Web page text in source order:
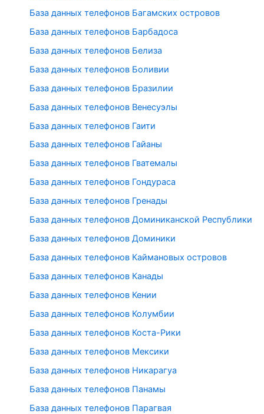
База данных телефонов Багамских островов
База данных телефонов Барбадоса
База данных телефонов Белиза
База данных телефонов Боливии
База данных телефонов Бразилии
База данных телефонов Венесуэлы
База данных телефонов Гаити
База данных телефонов Гайаны
База данных телефонов Гватемалы
База данных телефонов Гондураса
База данных телефонов Гренады
База данных телефонов Доминиканской Республики
База данных телефонов Доминики
База данных телефонов Каймановых островов
База данных телефонов Канады
База данных телефонов Кении
База данных телефонов Колумбии
База данных телефонов Коста-Рики
База данных телефонов Мексики
База данных телефонов Никарагуа
База данных телефонов Панамы
База данных телефонов Парагвая